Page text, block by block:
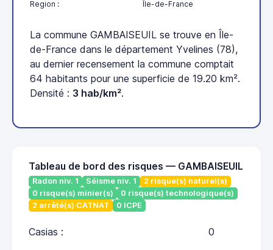
Region : Île-de-France
La commune GAMBAISEUIL se trouve en Île-
de-France dans le département Yvelines (78),
au dernier recensement la commune comptait
64 habitants pour une superficie de 19.20 km².
Densité : 3 hab/km².
Tableau de bord des risques — GAMBAISEUIL
Radon niv. 1 Séisme niv. 1
2 risque(s) naturel(s)
0 risque(s) minier(s)
0 risque(s) technologique(s)
2 arrêté(s) CATNAT
0 ICPE
Casias : 0